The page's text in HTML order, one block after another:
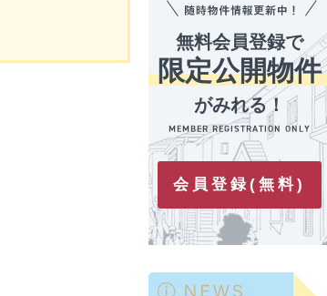
無料会員登録で
限定公開物件
がみれる！
会員登録(無料)